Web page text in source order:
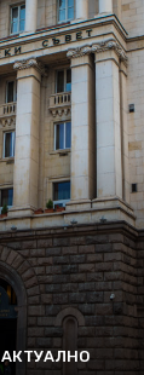
АКТУАЛНО